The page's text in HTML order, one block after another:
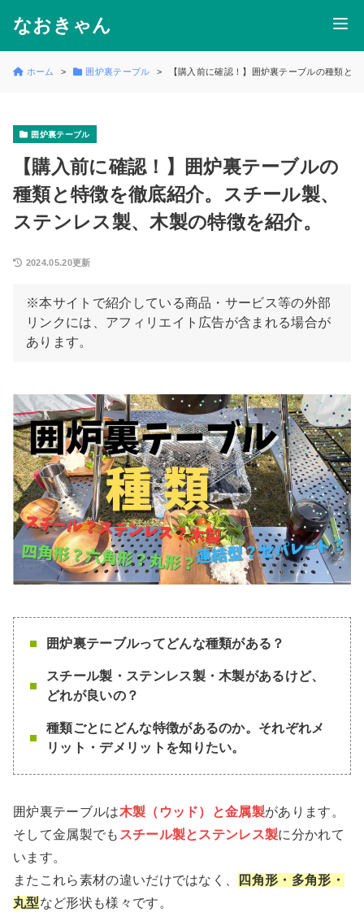
なおきゃん
ホーム 囲炉裏テーブル 【購入前に確認！】囲炉裏テーブルの種類と
囲炉裏テーブル
【購入前に確認！】囲炉裏テーブルの
種類と特徴を徹底紹介。スチール製、
ステンレス製、木製の特徴を紹介。
2024.05.20更新
※本サイトで紹介している商品・サービス等の外部
リンクには、アフィリエイト広告が含まれる場合が
あります。
囲炉裏テーブルってどんな種類がある？
スチール製・ステンレス製・木製があるけど、
どれが良いの？
種類ごとにどんな特徴があるのか。それぞれメ
リット・デメリットを知りたい。
囲炉裏テーブルは木製（ウッド）と金属製があります。
そして金属製でも スチール製とステンレス製に分かれて
います。
またこれら素材の違いだけではなく、
四角形・多角形・
丸型など形状も様々です。